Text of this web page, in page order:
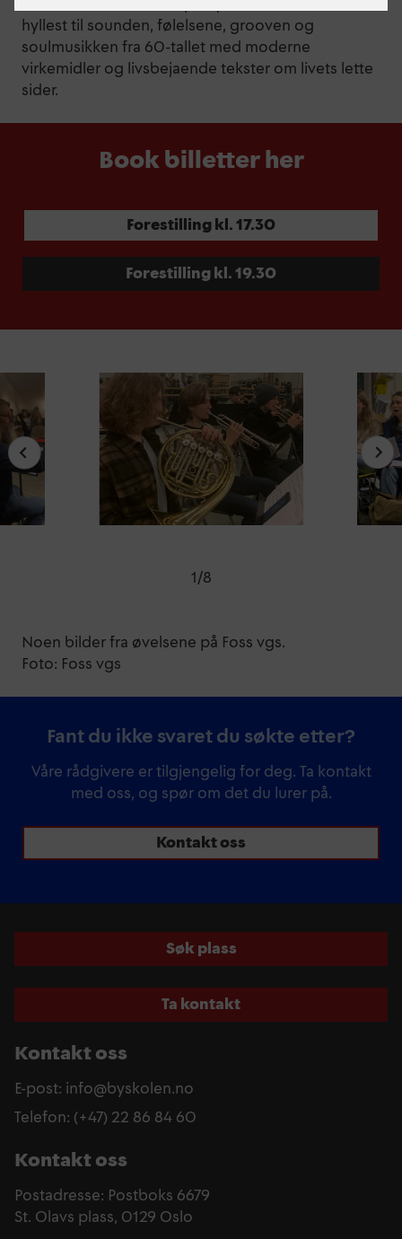
hyllest til sounden, følelsene, grooven og
soulmusikken fra 60-tallet med moderne
virkemidler og livsbejaende tekster om livets lette
sider.
Book billetter her
Forestilling kl. 17.30
Forestilling kl. 19.30
1/8
Noen bilder fra øvelsene på Foss vgs.
Foto: Foss vgs
Fant du ikke svaret du søkte etter?
Våre rådgivere er tilgjengelig for deg. Ta kontakt
med oss, og spør om det du lurer på.
Kontakt oss
Søk plass
Ta kontakt
Kontakt oss
E-post: info@byskolen.no
Telefon: (+47) 22 86 84 60
Kontakt oss
Postadresse: Postboks 6679
St. Olavs plass, 0129 Oslo